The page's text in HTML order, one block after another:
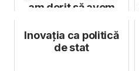
am dorit să avem
Inovația ca politică
de stat